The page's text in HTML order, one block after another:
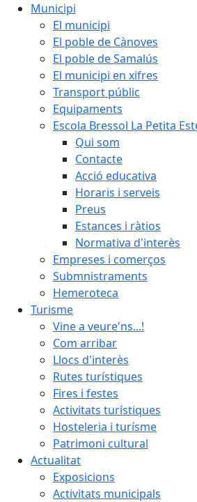
Municipi
El municipi
El poble de Cànoves
El poble de Samalús
El municipi en xifres
Transport públic
Equipaments
Escola Bressol La Petita
Qui som
Contacte
Acció educativa
Horaris i serveis
Preus
Estances i ràtios
Normativa d'interès
Empreses i comerços
Submnistraments
Hemeroteca
Turisme
Vine a veure'ns...!
Com arribar
Llocs d'interès
Rutes turístiques
Fires i festes
Activitats turístiques
Hosteleria i turísme
Patrimoni cultural
Actualitat
Exposicions
Activitats municipals